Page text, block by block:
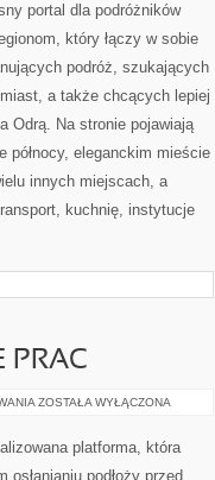
portal dla podróżników
który łączy w sobie
podróż, szukających
a także chcących lepiej
Odrą. Na stronie pojawiają
północy, eleganckim mieście
innych miejscach, a
kuchnię, instytucje
PRAC
PROJEKTOWANIE
ZOSTAŁA WYŁĄCZONA
platforma, która
osłanianiu podłoży przed